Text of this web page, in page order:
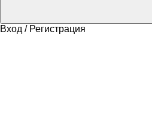
Вход / Регистрация